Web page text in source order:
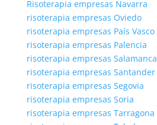
Risoterapia empresas Navarra
risoterapia empresas Oviedo
risoterapia empresas País Vasco
risoterapia empresas Palencia
risoterapia empresas Salamanca
risoterapia empresas Santander
risoterapia empresas Segovia
risoterapia empresas Soria
risoterapia empresas Tarragona